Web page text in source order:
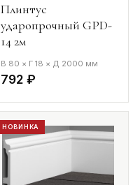
Плинтус
ударопрочный GPD-
14 2м
В 80 × Г 18 × Д 2000 мм
792 ₽
НОВИНКА